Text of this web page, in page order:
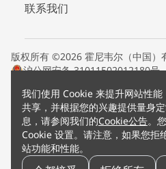
我们使用 Cookie 来提升网站性
共享，并根据您的兴趣提供量身
息，请参阅我们的Cookie公告。
Cookie 设置。请注意，如果您拒
站功能和性能。
联系我们
版权所有 ©2026 霍尼韦尔（中国）
沪公网安备 31011502012180号
条款条约
隐私声明
您的隐私选项
霍尼韦尔科技Cookie通知
退订
漏洞报告